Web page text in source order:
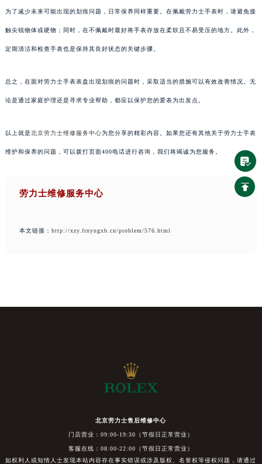
为了减少未来可能出现的划痕问题，日常保养同样重要。在佩戴劳力士手表时，请避免接
触尖锐物体或硬物；同时，在不佩戴时最好将手表存放在柔软且不易受压的地方。此外，
定期清洁和检查手表也是保持其良好状态的关键步骤。
总之，在面对劳力士手表表盘出现划痕的问题时，采取适当的措施可以有效改善情况。无
论是通过家庭护理还是寻求专业帮助，都应以保护您的爱表为出发点。
以上就是北京劳力士维修服务中心为您分享的精彩内容。如果您还有其他关于劳力士手表
维护和保养的问题，可以拨打页面400电话进行咨询，我们将竭诚为您服务。
劳力士维修服务中心
本文链接： http://xzy.frnyngxb.cn/problem/576.html
北京劳力士售后维修中心
门店营业：09:00-19:30（节假日正常营业）
客服在线：08:00-22:00（节假日正常营业）
如权利人或知情人士发现本站内容存在事实错误或涉及版权、名誉权等侵权问题，请通过